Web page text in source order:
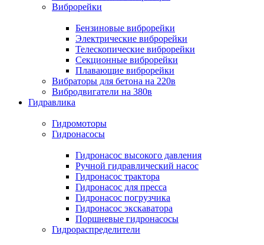
Виброрейки
Бензиновые виброрейки
Электрические виброрейки
Телескопические виброрейки
Секционные виброрейки
Плавающие виброрейки
Вибраторы для бетона на 220в
Вибродвигатели на 380в
Гидравлика
Гидромоторы
Гидронасосы
Гидронасос высокого давления
Ручной гидравлический насос
Гидронасос трактора
Гидронасос для пресса
Гидронасос погрузчика
Гидронасос экскаватора
Поршневые гидронасосы
Гидрораспределители